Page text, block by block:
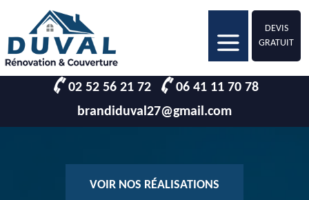
DEVIS
GRATUIT
02 52 56 21 72
06 41 11 70 78
brandiduval27@gmail.com
VOIR NOS RÉALISATIONS